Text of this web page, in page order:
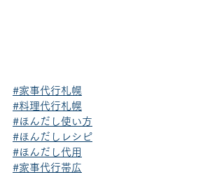
#家事代行札幌
#料理代行札幌
#ほんだし使い方
#ほんだしレシピ
#ほんだし代用
#家事代行帯広